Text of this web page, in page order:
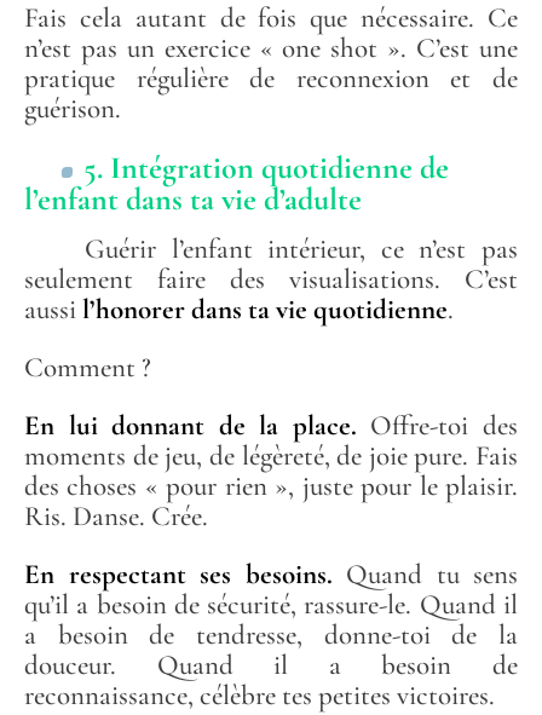
Fais cela autant de fois que nécessaire. Ce
n’est pas un exercice « one shot ». C’est une
pratique régulière de reconnexion et de
guérison.
5. Intégration quotidienne de
l’enfant dans ta vie d’adulte
Guérir l’enfant intérieur, ce n’est pas
seulement faire des visualisations. C’est
aussil’honorer dans ta vie quotidienne.
Comment ?
En lui donnant de la place. Offre-toi des
moments de jeu, de légèreté, de joie pure. Fais
des choses « pour rien », juste pour le plaisir.
Ris. Danse. Crée.
En respectant ses besoins. Quand tu sens
qu’il a besoin de sécurité, rassure-le. Quand il
a besoin de tendresse, donne-toi de la
douceur. Quand il a besoin de
reconnaissance, célèbre tes petites victoires.